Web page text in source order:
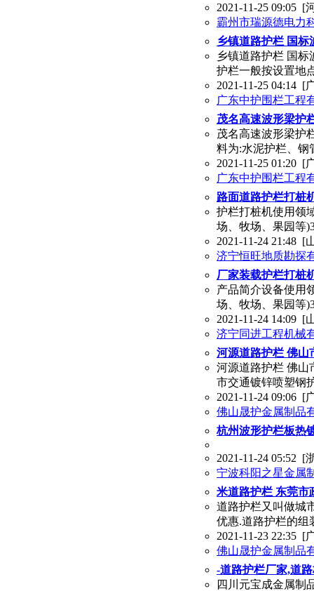
2021-11-25 09:05 [
霸州市瑞源德电力
乡镇道路护栏 国
乡镇道路护栏 国
护栏一般按设置地
2021-11-25 04:14 [
广东中护围栏工程
茂名高速波形梁护
茂名高速波形梁护
料为:水泥护栏、钢
2021-11-25 01:20 [
广东中护围栏工程
路面道路护栏打桩
护栏打桩机使用领
场、牧场、果园等
2021-11-24 21:48 [
济宁恒旺地质勘探
厂家装载护栏打桩
产品简介设备使用
场、牧场、果园等
2021-11-24 14:09 [
济宁同进工程机械
河源道路护栏 佛山
河源道路护栏 佛山
市交通镀锌喷塑钢
2021-11-24 09:06 [
佛山晟护金属制品
杭州波形护栏板热
2021-11-24 05:52 [
宁波科阳之星金属
米道路护栏 东莞市
道路护栏又叫做城
优惠.道路护栏的组
2021-11-23 22:35 [
佛山晟护金属制品
-道路护栏厂家,道
四川元宝成金属制